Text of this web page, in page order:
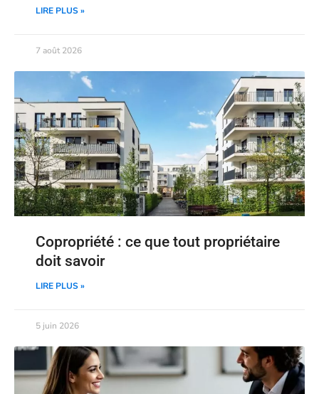
LIRE PLUS »
7 août 2026
Copropriété : ce que tout propriétaire
doit savoir
LIRE PLUS »
5 juin 2026